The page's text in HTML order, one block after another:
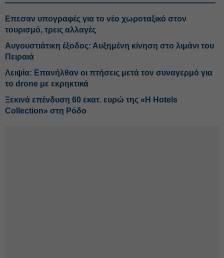
Επεσαν υπογραφές για το νέο χωροταξικό στον
τουρισμό, τρεις αλλαγές
Αυγουστιάτικη έξοδος: Αυξημένη κίνηση στο λιμάνι του
Πειραιά
Λειψία: Επανήλθαν οι πτήσεις μετά τον συναγερμό για
το drone με εκρηκτικά
Ξεκινά επένδυση 60 εκατ. ευρώ της «H Hotels
Collection» στη Ρόδο